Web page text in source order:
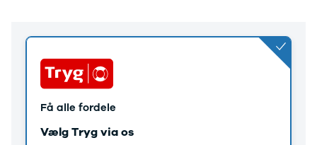
Få alle fordele
Vælg Tryg via os